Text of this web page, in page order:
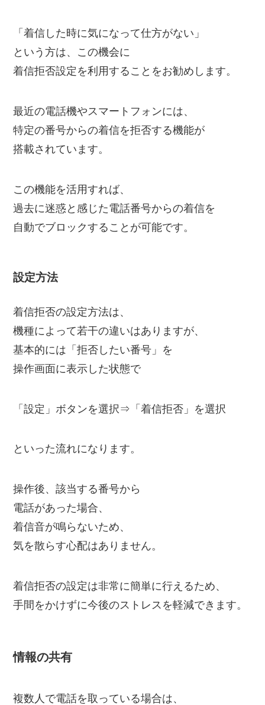
「着信した時に気になって仕方がない」
という方は、この機会に
着信拒否設定を利用することをお勧めします。
最近の電話機やスマートフォンには、
特定の番号からの着信を拒否する機能が
搭載されています。
この機能を活用すれば、
過去に迷惑と感じた電話番号からの着信を
自動でブロックすることが可能です。
設定方法
着信拒否の設定方法は、
機種によって若干の違いはありますが、
基本的には「拒否したい番号」を
操作画面に表示した状態で
「設定」ボタンを選択⇒「着信拒否」を選択
といった流れになります。
操作後、該当する番号から
電話があった場合、
着信音が鳴らないため、
気を散らす心配はありません。
着信拒否の設定は非常に簡単に行えるため、
手間をかけずに今後のストレスを軽減できます。
情報の共有
複数人で電話を取っている場合は、